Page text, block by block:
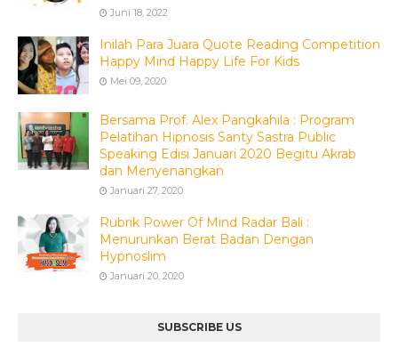
Juni 18, 2022
Inilah Para Juara Quote Reading Competition
Happy Mind Happy Life For Kids
Mei 09, 2020
Bersama Prof. Alex Pangkahila : Program
Pelatihan Hipnosis Santy Sastra Public
Speaking Edisi Januari 2020 Begitu Akrab
dan Menyenangkan
Januari 27, 2020
Rubrik Power Of Mind Radar Bali :
Menurunkan Berat Badan Dengan
Hypnoslim
Januari 20, 2020
SUBSCRIBE US